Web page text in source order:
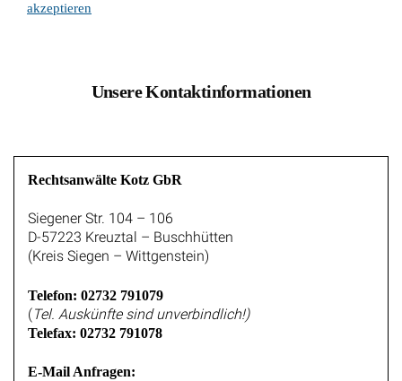
akzeptieren
Unsere Kontaktinformationen
Rechtsanwälte Kotz GbR
Siegener Str. 104 – 106
D-57223 Kreuztal – Buschhütten
(Kreis Siegen – Wittgenstein)
Telefon: 02732 791079
(Tel. Auskünfte sind unverbindlich!)
Telefax: 02732 791078
E-Mail Anfragen: